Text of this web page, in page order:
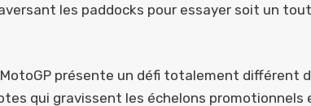
les paddocks pour essayer soit un
MotoGP présente un défi totalement différent
qui gravissent les échelons promotionnels